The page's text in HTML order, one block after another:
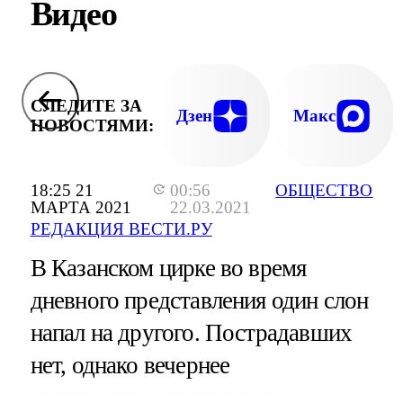
18:25 21
МАРТА 2021
00:56
22.03.2021
РЕДАКЦИЯ ВЕСТИ.РУ
ОБЩЕСТВО
Видео
СЛЕДИТЕ ЗА
НОВОСТЯМИ:
Дзен Макс
В Казанском цирке во время
дневного представления один слон
напал на другого. Пострадавших
нет, однако вечернее